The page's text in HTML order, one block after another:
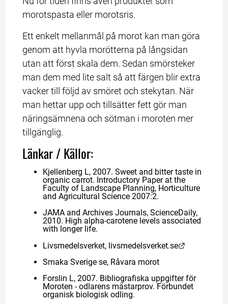
morotspasta eller morotsris.
Ett enkelt mellanmål på morot kan man göra
genom att hyvla morötterna på långsidan
utan att först skala dem. Sedan smörsteker
man dem med lite salt så att färgen blir extra
vacker till följd av smöret och stekytan. När
man hettar upp och tillsätter fett gör man
näringsämnena och sötman i moroten mer
tillgänglig.
Länkar / Källor:
Kjellenberg L, 2007. Sweet and bitter taste in
organic carrot. Introductory Paper at the
Faculty of Landscape Planning, Horticulture
and Agricultural Science 2007:2.
JAMA and Archives Journals, ScienceDaily,
2010. High alpha-carotene levels associated
with longer life.
Livsmedelsverket, livsmedelsverket.se
Smaka Sverige se, Råvara morot
Forslin L, 2007. Bibliografiska uppgifter för
Moroten - odlarens mästarprov. Förbundet
organisk biologisk odling.